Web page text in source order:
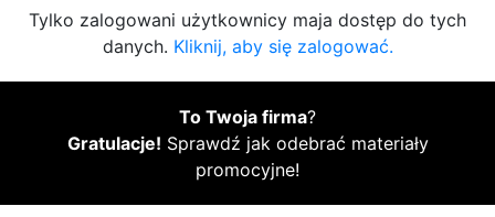
Tylko zalogowani użytkownicy maja dostęp do tych
danych. Kliknij, aby się zalogować.
To Twoja firma?
Gratulacje! Sprawdź jak odebrać materiały
promocyjne!